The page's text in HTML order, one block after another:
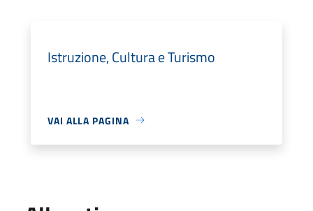
Istruzione, Cultura e Turismo
VAI ALLA PAGINA